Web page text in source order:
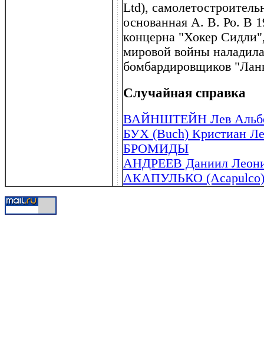
Ltd),
основанная А. В. Ро. В
концерна "Хокер
мировой войны
бомбардировщиков
Случайная справка
ВАЙНШТЕЙН Лев
БУХ (Buch) Кристиан
БРОМИДЫ
АНДРЕЕВ Даниил
АКАПУЛЬКО (Acapulсo)